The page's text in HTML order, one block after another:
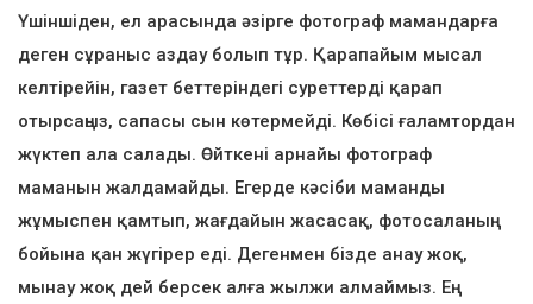
Үшіншіден, ел арасында әзірге фотограф мамандарға
деген сұраныс аздау болып тұр. Қарапайым мысал
келтірейін, газет беттеріндегі суреттерді қарап
отырсаңыз, сапасы сын көтермейді. Көбісі ғаламтордан
жүктеп ала салады. Өйткені арнайы фотограф
маманын жалдамайды. Егерде кәсіби маманды
жұмыспен қамтып, жағдайын жасасақ, фотосаланың
бойына қан жүгірер еді. Дегенмен бізде анау жоқ,
мынау жоқ дей берсек алға жылжи алмаймыз. Ең